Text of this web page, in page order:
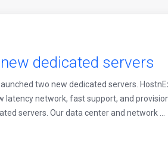
dedicated servers
two new dedicated servers.
latency network, fast support, and
servers. Our data center and network ...